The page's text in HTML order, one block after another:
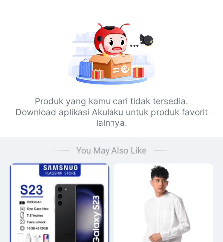
Produk yang kamu cari tidak tersedia.
Download aplikasi Akulaku untuk produk favorit
lainnya.